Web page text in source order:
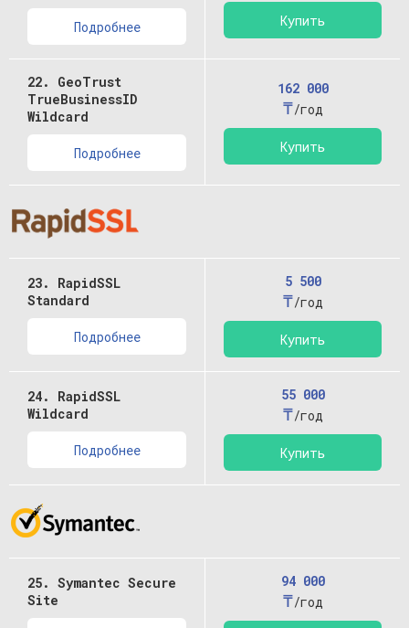
Подробнее Купить
22. GeoTrust
TrueBusinessID
Wildcard
Подробнее
162 000
₸/год
Купить
23. RapidSSL
Standard
Подробнее
5 500
₸/год
Купить
24. RapidSSL
Wildcard
Подробнее
55 000
₸/год
Купить
25. Symantec Secure
Site
94 000
₸/год